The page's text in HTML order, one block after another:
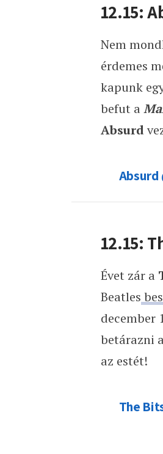
12.15:
Nem
érdemes
kapunk
befut a
Absurd
Absurd
12.15:
Évet zár a
Beatles
december
betárazni
az estét!
The